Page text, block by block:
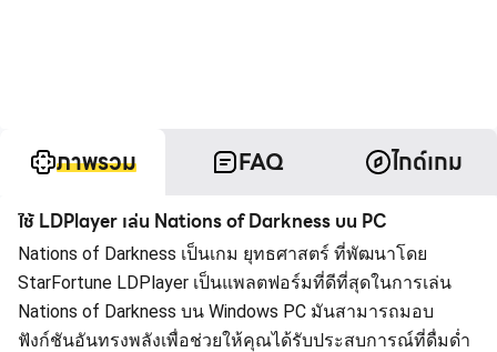
ภาพรวม FAQ ไกด์เกม
ใช้ LDPlayer เล่น Nations of Darkness บน PC
Nations of Darkness เป็นเกม ยุทธศาสตร์ ที่พัฒนาโดย
StarFortune LDPlayer เป็นแพลตฟอร์มที่ดีที่สุดในการเล่น
Nations of Darkness บน Windows PC มันสามารถมอบ
ฟังก์ชันอันทรงพลังเพื่อช่วยให้คุณได้รับประสบการณ์ที่ดื่มด่ำ